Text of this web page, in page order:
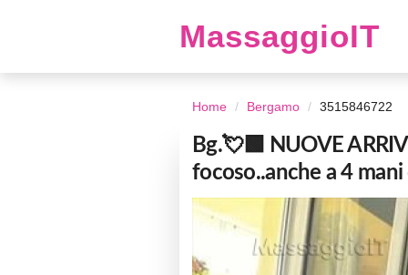
MassaggioIT
Home Bergamo 3515846722
Bg.💘🟩 NUOVE
focoso..anche a 4